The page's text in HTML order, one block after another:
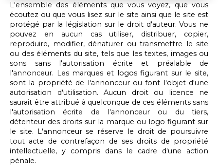
L'ensemble des éléments que vous voyez, que vous
écoutez ou que vous lisez sur le site ainsi que le site est
protégé par la législation sur le droit d'auteur. Vous ne
pouvez en aucun cas utiliser, distribuer, copier,
reproduire, modifier, dénaturer ou transmettre le site
ou des éléments du site, tels que les textes, images ou
sons sans l'autorisation écrite et préalable de
l'annonceur. Les marques et logos figurant sur le site,
sont la propriété de l'annonceur ou font l'objet d'une
autorisation d'utilisation. Aucun droit ou licence ne
saurait être attribué à quelconque de ces éléments sans
l'autorisation écrite de l'annonceur ou du tiers,
détenteur des droits sur la marque ou logo figurant sur
le site. L'annonceur se réserve le droit de poursuivre
tout acte de contrefaçon de ses droits de propriété
intellectuelle, y compris dans le cadre d'une action
pénale.